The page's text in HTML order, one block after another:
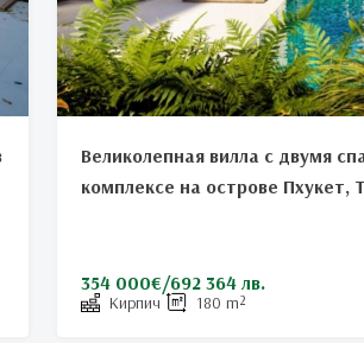
Великолепная вилла с двумя
комплексе на острове Пхукет,
354 000€/692 364 лв.
Кирпич 180 m²